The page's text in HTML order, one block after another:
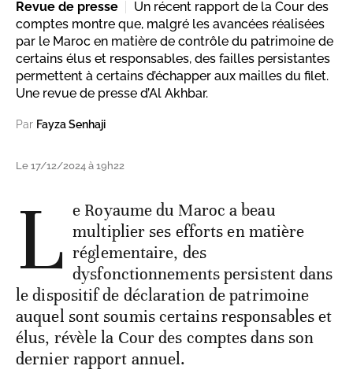
Revue de presse
Un récent rapport de la Cour des
comptes montre que, malgré les avancées réalisées
par le Maroc en matière de contrôle du patrimoine de
certains élus et responsables, des failles persistantes
permettent à certains d’échapper aux mailles du filet.
Une revue de presse d’Al Akhbar.
Par Fayza Senhaji
Le 17/12/2024 à 19h22
L e Royaume du Maroc a beau
multiplier ses efforts en matière
réglementaire, des
dysfonctionnements persistent dans
le dispositif de déclaration de patrimoine
auquel sont soumis certains responsables et
élus, révèle la Cour des comptes dans son
dernier rapport annuel.